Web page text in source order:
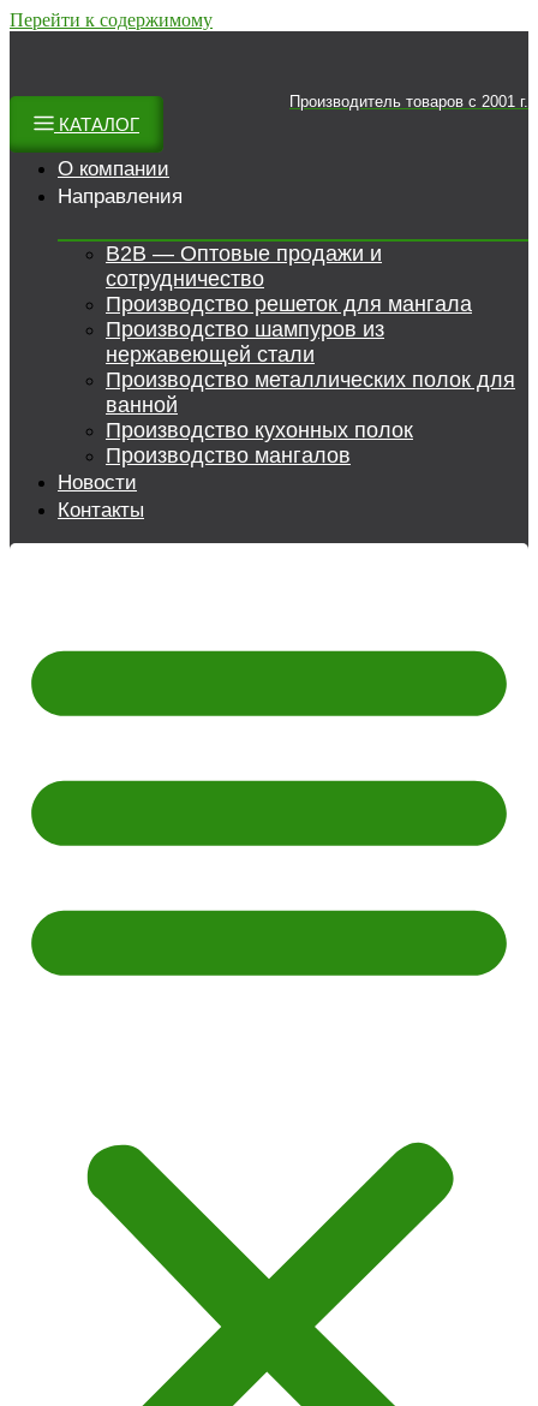
Перейти к содержимому
Производитель товаров c 2001 г.
КАТАЛОГ
О компании
Направления
B2B — Оптовые продажи и
сотрудничество
Производство решеток для мангала
Производство шампуров из
нержавеющей стали
Производство металлических полок для
ванной
Производство кухонных полок
Производство мангалов
Новости
Контакты